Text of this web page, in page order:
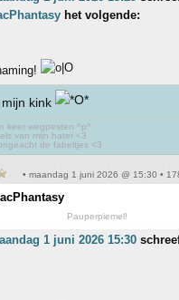
het volgende:
kink
keer wegpesten ^p^
van mijn hater <3
de fabeltjes <3
• maandag 1 juni 2026 @ 15:30 •
Pauperpiemel!
1 juni 2026 15:30